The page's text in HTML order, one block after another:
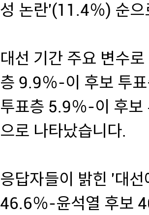
성 논란'(11.4％) 순으
대선 기간 주요 변수
층 9.9％-이 후보 투
투표층 5.9％-이 후보
으로 나타났습니다.
응답자들이 밝힌 '대
46.6％-윤석열 후보